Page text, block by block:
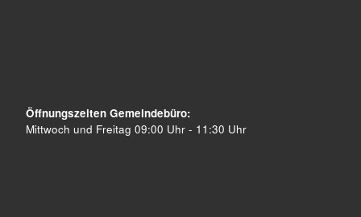
Öffnungszeiten Gemeindebüro:
Mittwoch und Freitag 09:00 Uhr - 11:30 Uhr